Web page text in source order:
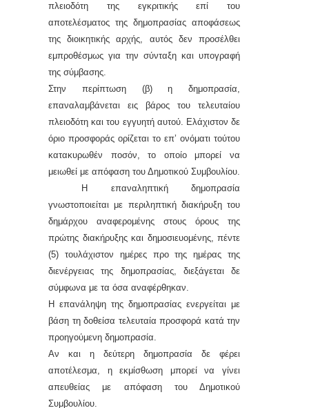
πλειοδότη της εγκριτικής επί του
αποτελέσματος της δημοπρασίας αποφάσεως
της διοικητικής αρχής, αυτός δεν προσέλθει
εμπροθέσμως για την σύνταξη και υπογραφή
της σύμβασης.
Στην περίπτωση (β) η δημοπρασία,
επαναλαμβάνεται εις βάρος του τελευταίου
πλειοδότη και του εγγυητή αυτού. Ελάχιστον δε
όριο προσφοράς ορίζεται το επ’ ονόματι τούτου
κατακυρωθέν ποσόν, το οποίο μπορεί να
μειωθεί με απόφαση του Δημοτικού Συμβουλίου.
Η επαναληπτική δημοπρασία
γνωστοποιείται με περιληπτική διακήρυξη του
δημάρχου αναφερομένης στους όρους της
πρώτης διακήρυξης και δημοσιευομένης, πέντε
(5) τουλάχιστον ημέρες προ της ημέρας της
διενέργειας της δημοπρασίας, διεξάγεται δε
σύμφωνα με τα όσα αναφέρθηκαν.
Η επανάληψη της δημοπρασίας ενεργείται με
βάση τη δοθείσα τελευταία προσφορά κατά την
προηγούμενη δημοπρασία.
Αν και η δεύτερη δημοπρασία δε φέρει
αποτέλεσμα, η εκμίσθωση μπορεί να γίνει
απευθείας με απόφαση του Δημοτικού
Συμβουλίου.